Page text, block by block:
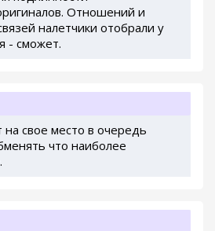
Отношений и
налетчики отобрали у
- сможет.
свое место в очередь
что наиболее